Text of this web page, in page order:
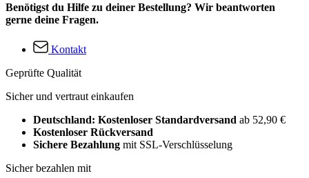
Benötigst du Hilfe zu deiner Bestellung? Wir beantworten
gerne deine Fragen.
Kontakt
Geprüfte Qualität
Sicher und vertraut einkaufen
Deutschland: Kostenloser Standardversand ab 52,90 €
Kostenloser Rückversand
Sichere Bezahlung mit SSL-Verschlüsselung
Sicher bezahlen mit